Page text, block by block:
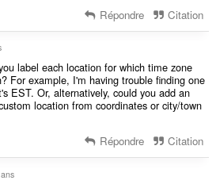
Répondre Citation
label each location for which time zone
For example, I'm having trouble finding one
EST. Or, alternatively, could you add an
location from coordinates or city/town
Répondre Citation